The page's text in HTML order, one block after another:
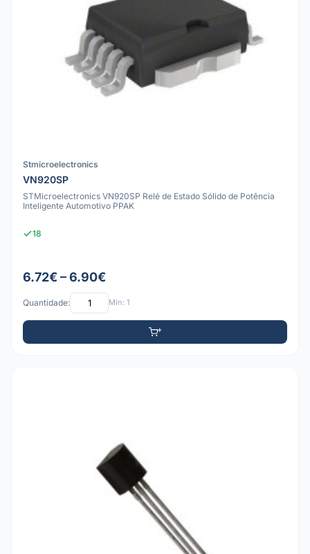
Stmicroelectronics
VN920SP
STMicroelectronics VN920SP Relé de Estado Sólido de Potência
Inteligente Automotivo PPAK
18
6.72€ – 6.90€
Quantidade: Mín: 1